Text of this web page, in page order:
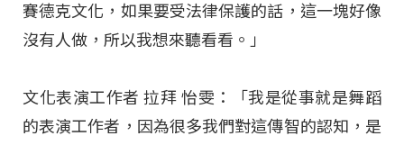
賽德克文化，如果要受法律保護的話，這一塊好像
沒有人做，所以我想來聽看看。」
文化表演工作者 拉拜 怡雯：「我是從事就是舞蹈
的表演工作者，因為很多我們對這傳智的認知，是